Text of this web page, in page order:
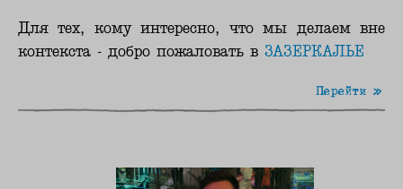
Для тех, кому интересно, что мы делаем вне
контекста - добро пожаловать в ЗАЗЕРКАЛЬЕ
Перейти »